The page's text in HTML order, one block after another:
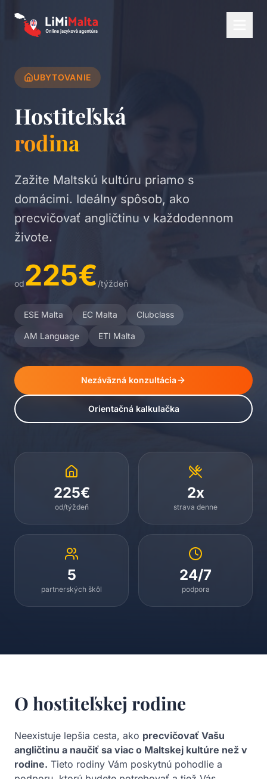
UBYTOVANIE
Hostiteľská
rodina
Zažite Maltskú kultúru priamo s
domácimi. Ideálny spôsob, ako
precvičovať angličtinu v každodennom
živote.
od225€ /týždeň
ESE Malta EC Malta Clubclass
AM Language ETI Malta
Nezáväzná konzultácia
Orientačná kalkulačka
225€
od/týždeň
2x
strava denne
5
partnerských škôl
24/7
podpora
O hostiteľskej rodine
Neexistuje lepšia cesta, ako precvičovať Vašu
angličtinu a naučiť sa viac o Maltskej kultúre než v
rodine. Tieto rodiny Vám poskytnú pohodlie a